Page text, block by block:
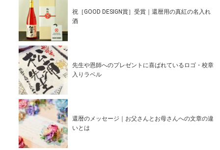
祝［GOOD DESIGN賞］受賞｜還暦用の真紅の名入れ
酒
先生や恩師へのプレゼントに喜ばれているロゴ・校章
入りラベル
還暦のメッセージ｜お父さんとお母さんへの文章の違
いとは